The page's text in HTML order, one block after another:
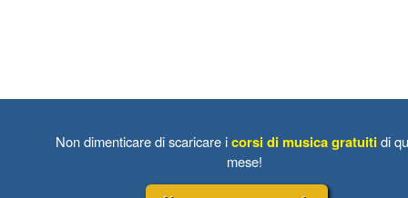
Non dimenticare di scaricare icorsi di musica gratuiti di
mese!